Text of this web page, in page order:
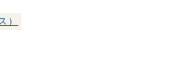
）